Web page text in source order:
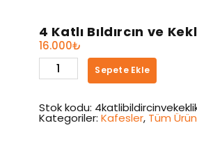
4 Katlı Bıldırcın ve
16.000₺
4
Katlı
Bıldırcın
Keklik
Kafesi
adet
Sepete Ekle
Stok kodu:
Kategoriler: Kafesler, Tüm